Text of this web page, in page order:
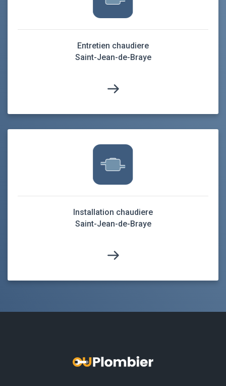
Entretien chaudiere
Saint-Jean-de-Braye
Installation chaudiere
Saint-Jean-de-Braye